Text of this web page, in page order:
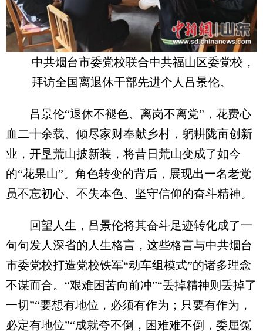
中共烟台市委党校联合中共福山区委党校，
拜访全国离退休干部先进个人吕景伦。
吕景伦“退休不褪色、离岗不离党”，花费心
血二十余载、倾尽家财奉献乡村，躬耕陇亩创新
业，开垦荒山披新装，将昔日荒山变成了如今
的“花果山”。角色转变的背后，展现出一名老党
员不忘初心、不失本色、坚守信仰的奋斗精神。
回望人生，吕景伦将其奋斗足迹转化成了一
句句发人深省的人生格言，这些格言与中共烟台
市委党校打造党校铁军“动车组模式”的诸多理念
不谋而合。“艰难困苦向前冲”“丢掉精神则丢掉了
一切”“要想有地位，必须有作为；只要有作为，
必定有地位”“成就夸不倒，困难难不倒，委屈冤